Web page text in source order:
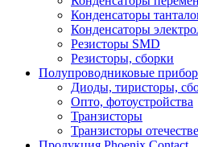
Конденсаторы
Конденсаторы
Резисторы SMD
Резисторы, сборки
Полупроводниковые
Диоды, тиристоры,
Опто, фотоустройства
Транзисторы
Транзисторы